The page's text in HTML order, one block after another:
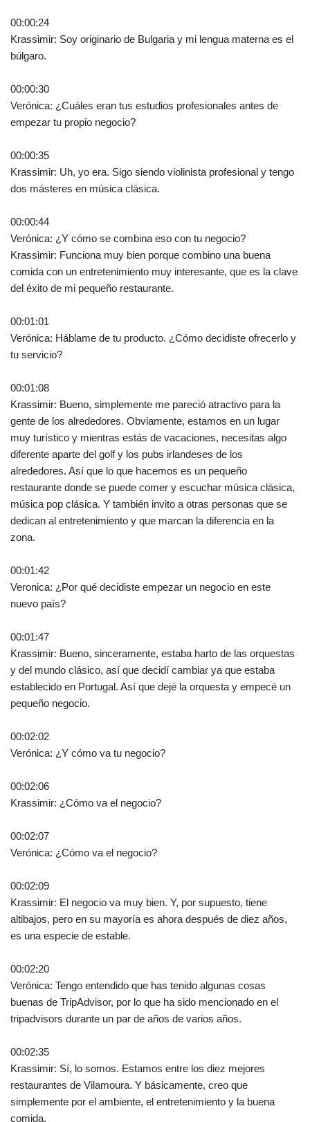
00:00:24
Krassimir: Soy originario de Bulgaria y mi lengua materna es el
búlgaro.
00:00:30
Verónica: ¿Cuáles eran tus estudios profesionales antes de
empezar tu propio negocio?
00:00:35
Krassimir: Uh, yo era. Sigo siendo violinista profesional y tengo
dos másteres en música clásica.
00:00:44
Verónica: ¿Y cómo se combina eso con tu negocio?
Krassimir: Funciona muy bien porque combino una buena
comida con un entretenimiento muy interesante, que es la clave
del éxito de mi pequeño restaurante.
00:01:01
Verónica: Háblame de tu producto. ¿Cómo decidiste ofrecerlo y
tu servicio?
00:01:08
Krassimir: Bueno, simplemente me pareció atractivo para la
gente de los alrededores. Obviamente, estamos en un lugar
muy turístico y mientras estás de vacaciones, necesitas algo
diferente aparte del golf y los pubs irlandeses de los
alrededores. Así que lo que hacemos es un pequeño
restaurante donde se puede comer y escuchar música clásica,
música pop clásica. Y también invito a otras personas que se
dedican al entretenimiento y que marcan la diferencia en la
zona.
00:01:42
Veronica: ¿Por qué decidiste empezar un negocio en este
nuevo país?
00:01:47
Krassimir: Bueno, sinceramente, estaba harto de las orquestas
y del mundo clásico, así que decidí cambiar ya que estaba
establecido en Portugal. Así que dejé la orquesta y empecé un
pequeño negocio.
00:02:02
Verónica: ¿Y cómo va tu negocio?
00:02:06
Krassimir: ¿Cómo va el negocio?
00:02:07
Verónica: ¿Cómo va el negocio?
00:02:09
Krassimir: El negocio va muy bien. Y, por supuesto, tiene
altibajos, pero en su mayoría es ahora después de diez años,
es una especie de estable.
00:02:20
Verónica: Tengo entendido que has tenido algunas cosas
buenas de TripAdvisor, por lo que ha sido mencionado en el
tripadvisors durante un par de años de varios años.
00:02:35
Krassimir: Sí, lo somos. Estamos entre los diez mejores
restaurantes de Vilamoura. Y básicamente, creo que
simplemente por el ambiente, el entretenimiento y la buena
comida.